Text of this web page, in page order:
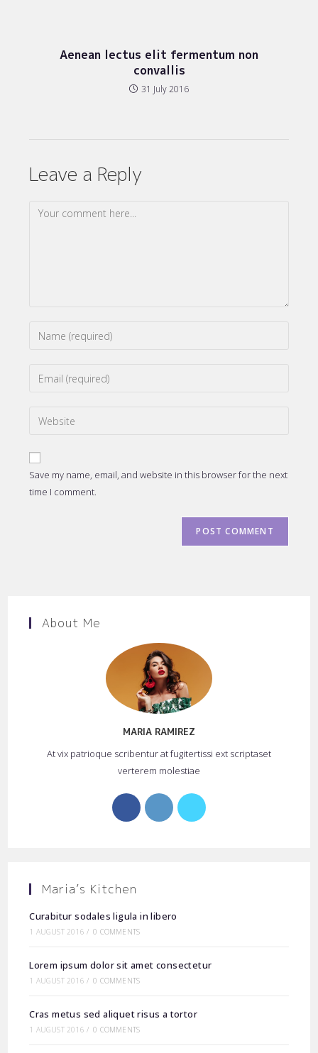
Aenean lectus elit fermentum non
convallis
31 July 2016
Leave a Reply
Comment
Enter
to
Enter
address
comment
Enter
URL
(optional)
Save my name, email, and website in this browser for the next
time I comment.
About Me
MARIA RAMIREZ
At vix patrioque scribentur at fugitertissi ext scriptaset
verterem molestiae
Opens
in
Opens
in
Opens
Maria’s Kitchen
Curabitur sodales ligula in libero
1 AUGUST 2016 / 0 COMMENTS
Lorem ipsum dolor sit amet consectetur
1 AUGUST 2016 / 0 COMMENTS
Cras metus sed aliquet risus a tortor
1 AUGUST 2016 / 0 COMMENTS